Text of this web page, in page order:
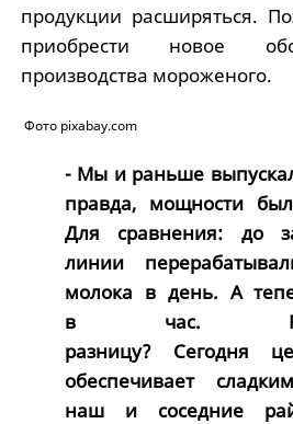
продукции расширяться.
приобрести новое
производства мороженого.
Фото pixabay.com
- Мы и раньше
правда, мощности
Для сравнения: до
линии
молока в день. А
в час.
разницу? Сегодня
обеспечивает
наш и соседние